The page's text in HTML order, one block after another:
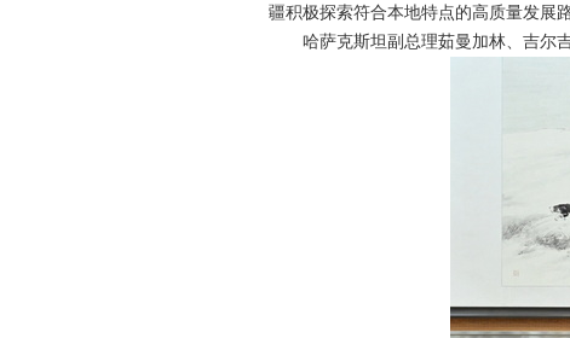
疆积极探索符合本地特点的高质量发展
哈萨克斯坦副总理茹曼加林、吉尔